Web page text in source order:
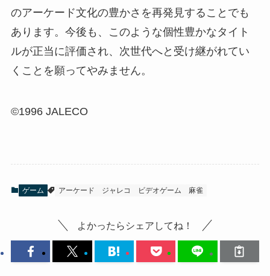
のアーケード文化の豊かさを再発見することでも
あります。今後も、このような個性豊かなタイト
ルが正当に評価され、次世代へと受け継がれてい
くことを願ってやみません。
©1996 JALECO
ゲーム アーケード ジャレコ ビデオゲーム 麻雀
よかったらシェアしてね！